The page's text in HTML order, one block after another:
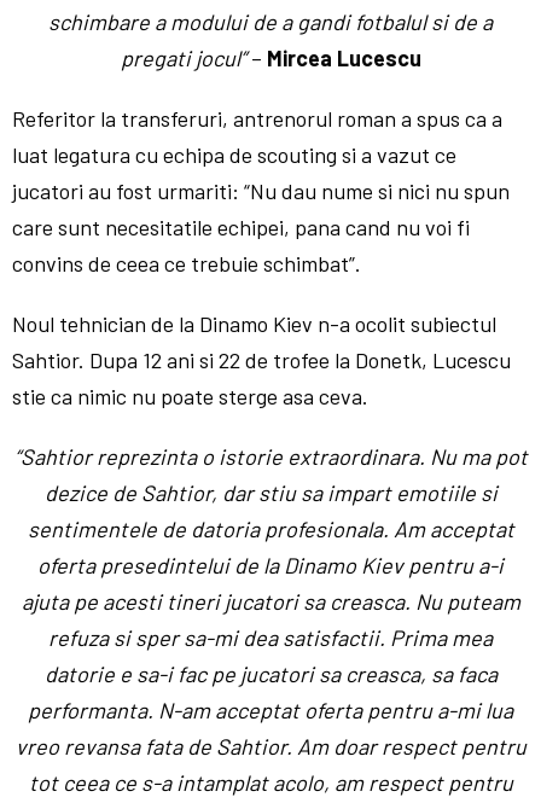
schimbare a modului de a gandi fotbalul si de a
pregati jocul”– Mircea Lucescu
Referitor la transferuri, antrenorul roman a spus ca a
luat legatura cu echipa de scouting si a vazut ce
jucatori au fost urmariti: “Nu dau nume si nici nu spun
care sunt necesitatile echipei, pana cand nu voi fi
convins de ceea ce trebuie schimbat”.
Noul tehnician de la Dinamo Kiev n-a ocolit subiectul
Sahtior. Dupa 12 ani si 22 de trofee la Donetk, Lucescu
stie ca nimic nu poate sterge asa ceva.
“Sahtior reprezinta o istorie extraordinara. Nu ma pot
dezice de Sahtior, dar stiu sa impart emotiile si
sentimentele de datoria profesionala. Am acceptat
oferta presedintelui de la Dinamo Kiev pentru a-i
ajuta pe acesti tineri jucatori sa creasca. Nu puteam
refuza si sper sa-mi dea satisfactii. Prima mea
datorie e sa-i fac pe jucatori sa creasca, sa faca
performanta. N-am acceptat oferta pentru a-mi lua
vreo revansa fata de Sahtior. Am doar respect pentru
tot ceea ce s-a intamplat acolo, am respect pentru